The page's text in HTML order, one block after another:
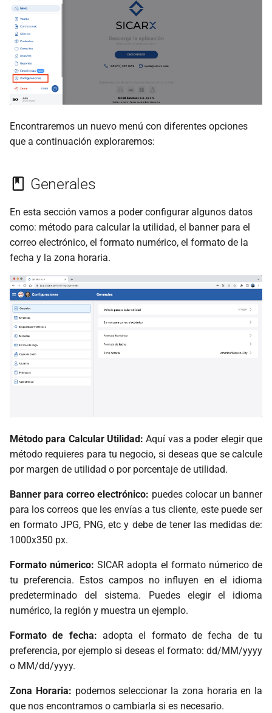
ú
s
u
Dispositivos
Dispositivos
Predeterminar Moneda
Configurar
Denominaciones
Eliminar Moneda
Actualizar Tipo de Cambio
Automáticamente
Cajas de Cobro
Usuarios
Agregar un Rol
Productos
Número de Decimales en
Precios Netos
Departamento/Categoría
Departamento/Categoría
Ordenar
Unidades
Agregar Unidad
Editar Unidad
Eliminar Unidad
Agregar un Impuesto
Nuevo
Editar Impuestos
Encontraremos un nuevo menú con diferentes opciones
que a continuación exploraremos:
Generales
En esta sección vamos a poder configurar algunos datos
como: método para calcular la utilidad, el banner para el
correo electrónico, el formato numérico, el formato de la
fecha y la zona horaria.
Método para Calcular Utilidad: Aquí vas a poder elegir que
método requieres para tu negocio, si deseas que se calcule
por margen de utilidad o por porcentaje de utilidad.
Banner para correo electrónico: puedes colocar un banner
para los correos que les envías a tus cliente, este puede ser
en formato JPG, PNG, etc y debe de tener las medidas de:
1000x350 px.
Formato númerico: SICAR adopta el formato númerico de
tu preferencia. Estos campos no influyen en el idioma
predeterminado del sistema. Puedes elegir el idioma
numérico, la región y muestra un ejemplo.
Formato de fecha: adopta el formato de fecha de tu
preferencia, por ejemplo si deseas el formato: dd/MM/yyyy
o MM/dd/yyyy.
Zona Horaria: podemos seleccionar la zona horaria en la
que nos encontramos o cambiarla si es necesario.